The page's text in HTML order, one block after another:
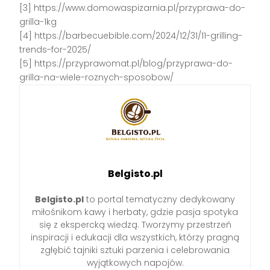
[3] https://www.domowaspizarnia.pl/przyprawa-do-
grilla-1kg
[4] https://barbecuebible.com/2024/12/31/11-grilling-
trends-for-2025/
[5] https://przyprawomat.pl/blog/przyprawa-do-
grilla-na-wiele-roznych-sposobow/
Belgisto.pl
Belgisto.pl to portal tematyczny dedykowany
miłośnikom kawy i herbaty, gdzie pasja spotyka
się z ekspercką wiedzą. Tworzymy przestrzeń
inspiracji i edukacji dla wszystkich, którzy pragną
zgłębić tajniki sztuki parzenia i celebrowania
wyjątkowych napojów.